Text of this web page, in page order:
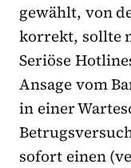
gewählt, von
korrekt, sollte
Seriöse
Ansage vom
in einer
sofort einen